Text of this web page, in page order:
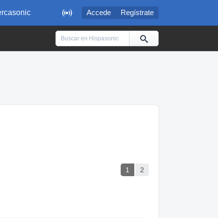
 Accede Regístrate
1 2